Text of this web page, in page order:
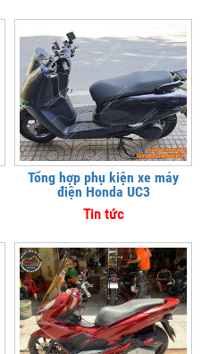
Tổng hợp phụ kiện xe máy
điện Honda UC3
Tin tức